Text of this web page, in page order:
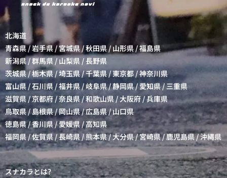
北海道
青森県/岩手県/宮城県/秋田県 / 山形県/福島県
新潟県/群馬県 / 山梨県 /長野県
茨城県 /栃木県/埼玉県/千葉県/東京都 /神奈川県
富山県 /石川県 /福井県/岐阜県/静岡県/愛知県/三重県
滋賀県/京都府/奈良県 /和歌山県/大阪府 /兵庫県
鳥取県 / 島根県/岡山県/広島県/山口県
徳島県/香川県/愛媛県 /高知県
福岡県 /佐賀県 /長崎県/熊本県/大分県/宮崎県/鹿児島県/沖縄県
スナカラとは?